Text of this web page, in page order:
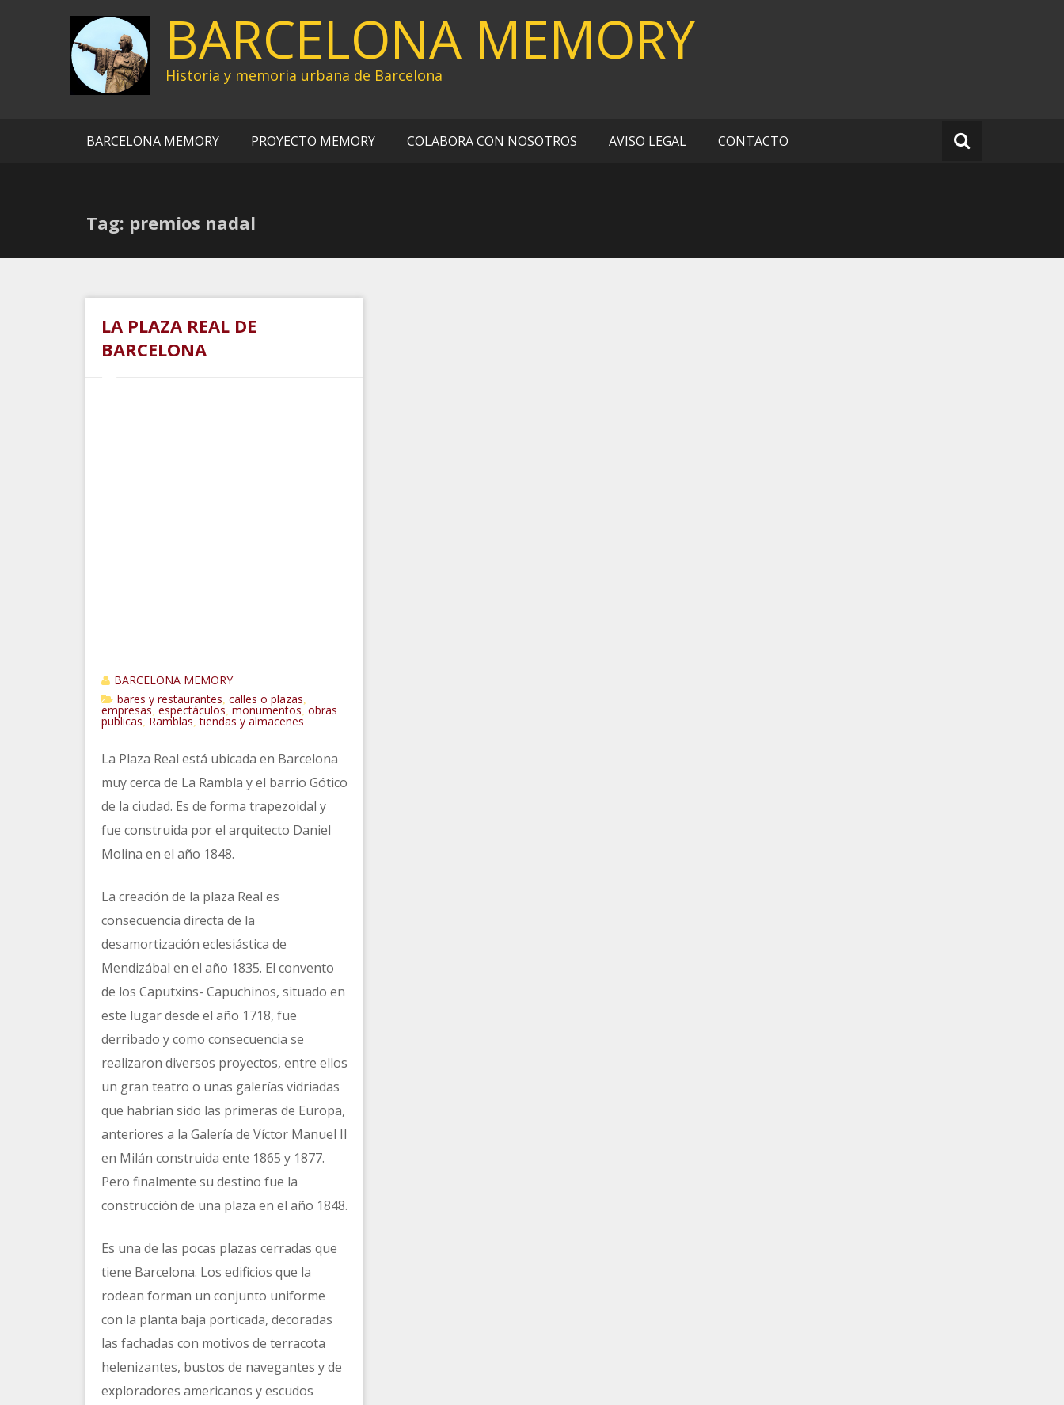
BARCELONA MEMORY
Historia y memoria urbana de Barcelona
BARCELONA MEMORY PROYECTO MEMORY COLABORA CON NOSOTROS AVISO LEGAL CONTACTO
Tag: premios nadal
LA PLAZA REAL DE
BARCELONA
BARCELONA MEMORY
bares y restaurantes calles o plazas
empresas espectáculos monumentos obras
publicas Ramblas ,tiendas y almacenes
La Plaza Real está ubicada en Barcelona
muy cerca de La Rambla y el barrio Gótico
de la ciudad. Es de forma trapezoidal y
fue construida por el arquitecto Daniel
Molina en el año 1848.
La creación de la plaza Real es
consecuencia directa de la
desamortización eclesiástica de
Mendizábal en el año 1835. El convento
de los Caputxins- Capuchinos, situado en
este lugar desde el año 1718, fue
derribado y como consecuencia se
realizaron diversos proyectos, entre ellos
un gran teatro o unas galerías vidriadas
que habrían sido las primeras de Europa,
anteriores a la Galería de Víctor Manuel II
en Milán construida ente 1865 y 1877.
Pero finalmente su destino fue la
construcción de una plaza en el año 1848.
Es una de las pocas plazas cerradas que
tiene Barcelona. Los edificios que la
rodean forman un conjunto uniforme
con la planta baja porticada, decoradas
las fachadas con motivos de terracota
helenizantes, bustos de navegantes y de
exploradores americanos y escudos